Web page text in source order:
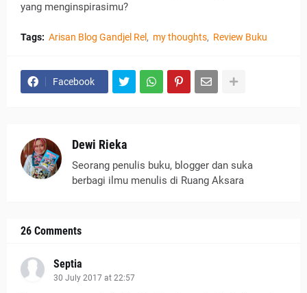
yang menginspirasimu?
Tags: Arisan Blog Gandjel Rel my thoughts Review Buku
Facebook
Dewi Rieka
Seorang penulis buku, blogger dan suka
berbagi ilmu menulis di Ruang Aksara
26 Comments
Septia
30 July 2017 at 22:57